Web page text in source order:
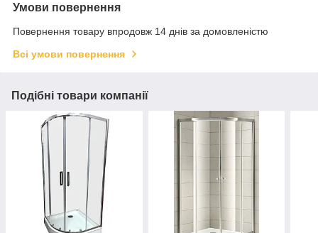
Умови повернення
Повернення товару впродовж 14 днів за домовленістю
Всі умови повернення
Подібні товари компанії